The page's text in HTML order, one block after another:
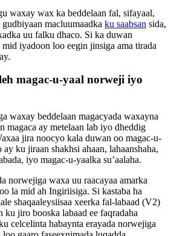
waxay wax ka beddelaan fal, sifayaal,
macluumaadka ku saabsan sida,
uu falku dhaco. Si ka duwan
iyadoon loo eegin jinsiga ama tirada
magac-u-yaal norweji iyo
waxay beddelaan magacyada waxayna
magaca ay metelaan lab iyo dheddig
jira noocyo kala duwan oo magac-u-
ku jiraan shakhsi ahaan, lahaanshaha,
iyo magac-u-yaalka su’aalaha.
norwejiga waxa uu raacayaa amarka
la mid ah Ingiriisiga. Si kastaba ha
shaqaaleysiisaa xeerka fal-labaad (V2)
ku jiro booska labaad ee faqradaha
celcelinta habaynta erayada norwejiga